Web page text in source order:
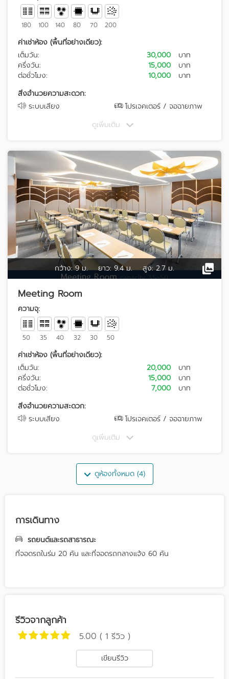
180 100 140 80 70 200
ค่าเช่าห้อง (พื้นที่อย่างเดียว):
เต็มวัน:
30,000
บาท
ครึ่งวัน:
15,000
บาท
ต่อชั่วโมง:
10,000
บาท
สิ่งอำนวยความสะดวก:
ระบบเสียง
โปรเจคเตอร์ / จอฉายภาพ
ดูเพิ่มเติม
กว้าง: 9 ม. ยาว: 9.4 ม. สูง: 2.7 ม.
Meeting Room
ความจุ:
50 35 40 32 30 50
ค่าเช่าห้อง (พื้นที่อย่างเดียว):
เต็มวัน:
20,000
บาท
ครึ่งวัน:
15,000
บาท
ต่อชั่วโมง:
7,000
บาท
สิ่งอำนวยความสะดวก:
ระบบเสียง
โปรเจคเตอร์ / จอฉายภาพ
ดูเพิ่มเติม
ดูห้องทั้งหมด (4)
การเดินทาง
รถยนต์และรถสาธารณะ
ที่จอดรถในร่ม 20 คัน และที่จอดรถกลางแจ้ง 60 คัน
รีวิวจากลูกค้า
5.00 ( 1 รีวิว )
เขียนรีวิว